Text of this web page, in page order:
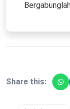
Share this: